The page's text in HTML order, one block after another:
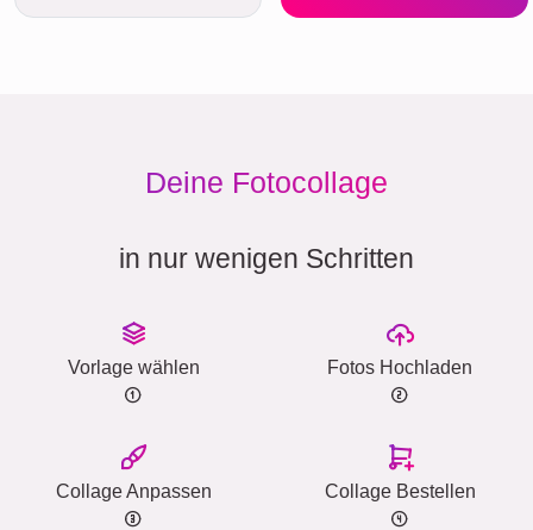
Deine Fotocollage
in nur wenigen Schritten
Vorlage wählen Fotos Hochladen
Collage Anpassen Collage Bestellen